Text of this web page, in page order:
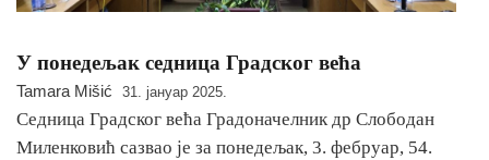
У понедељак седница Градског већа
Tamara Mišić 31. јануар 2025.
Седница Градског већа Градоначелник др Слободан
Миленковић сазвао је за понедељак, 3. фебруар, 54.